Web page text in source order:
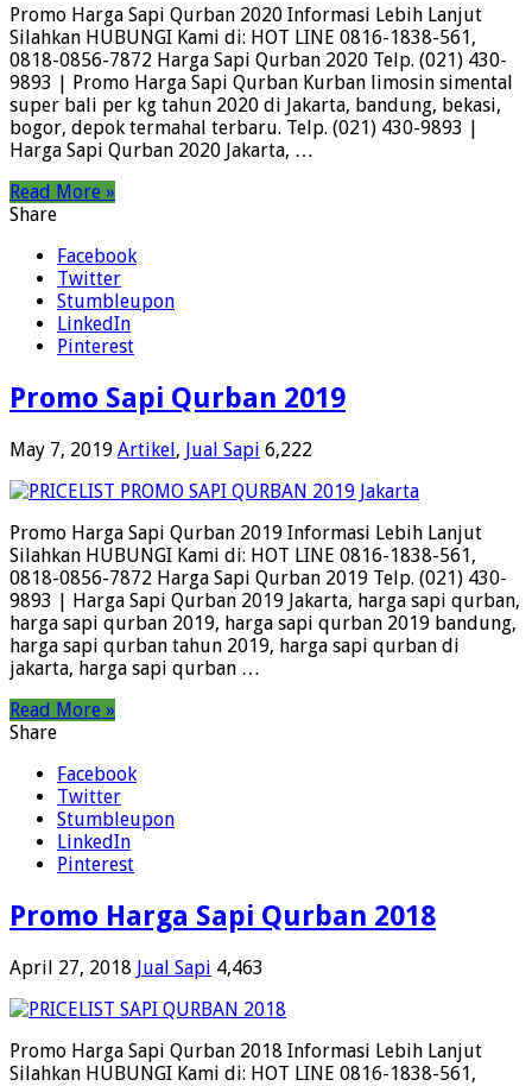
Promo Harga Sapi Qurban 2020 Informasi Lebih Lanjut
Silahkan HUBUNGI Kami di: HOT LINE 0816-1838-561,
0818-0856-7872 Harga Sapi Qurban 2020 Telp. (021) 430-
9893 | Promo Harga Sapi Qurban Kurban limosin simental
super bali per kg tahun 2020 di Jakarta, bandung, bekasi,
bogor, depok termahal terbaru. Telp. (021) 430-9893 |
Harga Sapi Qurban 2020 Jakarta, …
Read More »
Share
Facebook
Twitter
Stumbleupon
LinkedIn
Pinterest
Promo Sapi Qurban 2019
May 7, 2019 Artikel , Jual Sapi 6,222
Promo Harga Sapi Qurban 2019 Informasi Lebih Lanjut
Silahkan HUBUNGI Kami di: HOT LINE 0816-1838-561,
0818-0856-7872 Harga Sapi Qurban 2019 Telp. (021) 430-
9893 | Harga Sapi Qurban 2019 Jakarta, harga sapi qurban,
harga sapi qurban 2019, harga sapi qurban 2019 bandung,
harga sapi qurban tahun 2019, harga sapi qurban di
jakarta, harga sapi qurban …
Read More »
Share
Facebook
Twitter
Stumbleupon
LinkedIn
Pinterest
Promo Harga Sapi Qurban 2018
April 27, 2018 Jual Sapi 4,463
Promo Harga Sapi Qurban 2018 Informasi Lebih Lanjut
Silahkan HUBUNGI Kami di: HOT LINE 0816-1838-561,